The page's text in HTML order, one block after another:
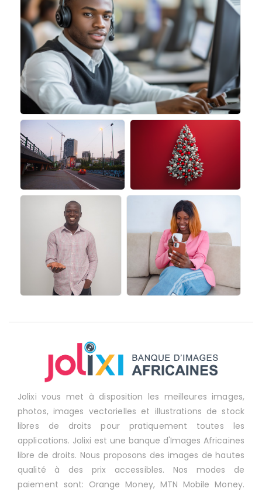
Jolixi vous met à disposition les meilleures images,
photos, images vectorielles et illustrations de stock
libres de droits pour pratiquement toutes les
applications. Jolixi est une banque d'Images Africaines
libre de droits. Nous proposons des images de hautes
qualité à des prix accessibles. Nos modes de
paiement sont: Orange Money, MTN Mobile Money.